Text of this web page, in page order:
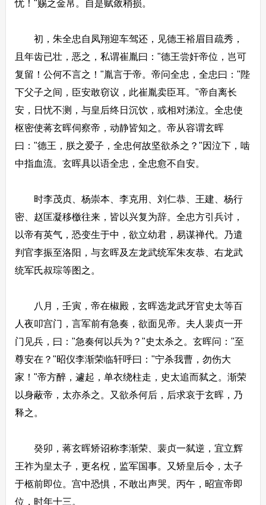
忧！"赐之金帛。自是赋敛稍损。
初，朱全忠自凤翔迎车驾还，见德王裕眉目疏秀，
且年齿已壮，恶之，私谓崔胤曰："德王尝奸帝位，岂可
复留！公何不言之！"胤言于帝。帝问全忠，全忠曰："陛
下父子之间，臣安敢窃议，此崔胤卖臣耳。"帝自离长
安，日忧不测，与皇后终日沉饮，或相对涕泣。全忠使
枢密使蒋玄晖伺察帝，动静皆知之。帝从容谓玄晖
曰："德王，朕之爱子，全忠何故坚欲杀之？"因泣下，啮
中指血流。玄晖具以语全忠，全忠愈不自安。
时李茂贞、杨崇本、李克用、刘仁恭、王建、杨行
密、赵匡凝移檄往来，皆以兴复为辞。全忠方引兵讨，
以帝有英气，恐变生于中，欲立幼君，易谋禅代。乃遣
判官李振至洛阳，与玄晖及左龙武统军朱友恭、右龙武
统军氏叔琮等图之。
八月，壬寅，帝在椒殿，玄晖选龙武牙官史太等百
人夜叩宫门，言军前有急奏，欲面见帝。夫人裴贞一开
门见兵，曰："急奏何以兵为？"史太杀之。玄晖问："至
尊安在？"昭仪李渐荣临轩呼曰："宁杀我曹，勿伤大
家！"帝方醉，遽起，单衣绕柱走，史太追而弑之。渐荣
以身蔽帝，太亦杀之。又欲杀何后，后求哀于玄晖，乃
释之。
癸卯，蒋玄晖矫诏称李渐荣、裴贞一弑逆，宜立辉
王祚为皇太子，更名柷，监军国事。又矫皇后令，太子
于柩前即位。宫中恐惧，不敢出声哭。丙午，昭宣帝即
位，时年十三。